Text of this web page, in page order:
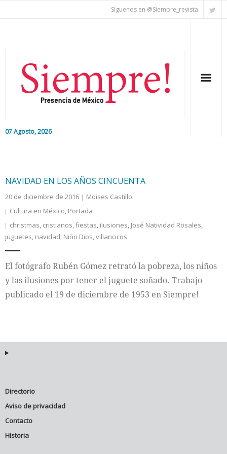
Síguenos en @Siempre_revista
07 Agosto, 2026
Nacional
Colaboradores
Cultura
NAVIDAD EN LOS AÑOS CINCUENTA
20 de diciembre de 2016
Moises Castillo
Cultura en México, Portada
christmas, cristianos,fiestas, ilusiones, José Natividad Rosales,
juguetes, navidad, Niño Dios,villancicos
El fotógrafo Rubén Gómez retrató la pobreza, los niños
y las ilusiones por tener el juguete soñado. Trabajo
publicado el 19 de diciembre de 1953 en Siempre!
Directorio
Aviso de privacidad
Contacto
Historia